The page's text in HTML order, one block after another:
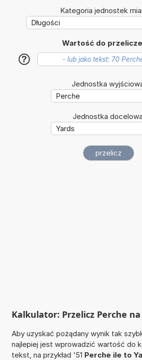
Kategoria jednostek
Wartość do
?
Jednostka
Jednostka
Kalkulator: Przelicz Perche na
Aby uzyskać pożądany wynik tak
najlepiej jest wprowadzić wartość do
tekst, na przykład '51 Perche ile to